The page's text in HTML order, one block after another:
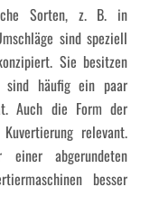
Sorten, z. B. in
sind speziell
Sie besitzen
sind häufig ein paar
Auch die Form der
relevant.
einer abgerundeten
besser